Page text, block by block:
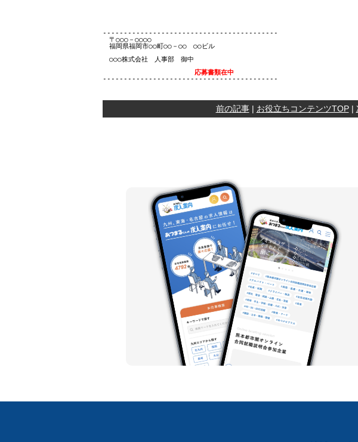
------------------------------------------
〒○○○－○○○○
福岡県福岡市○○町○○－○○　○○ビル
○○○株式会社　人事部　御中
応募書類在中
前の記事| お役立ちコンテンツTOP|